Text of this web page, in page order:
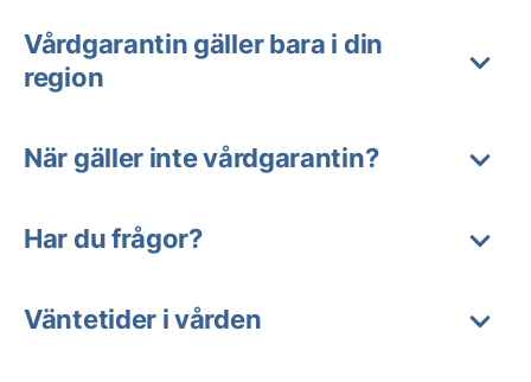
Vårdgarantin gäller bara i din
region
När gäller inte vårdgarantin?
Har du frågor?
Väntetider i vården